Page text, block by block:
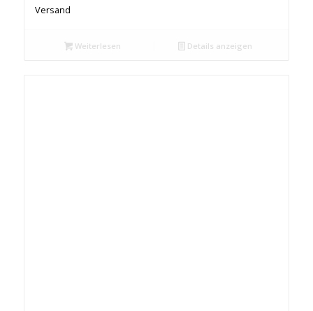
Versand
Weiterlesen Details anzeigen